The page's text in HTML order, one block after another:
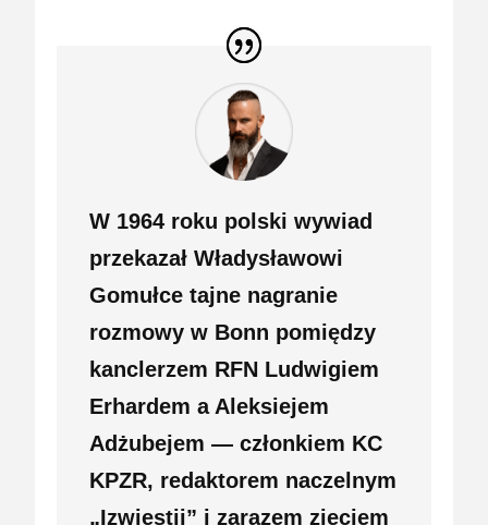
W 1964 roku polski wywiad
przekazał Władysławowi
Gomułce tajne nagranie
rozmowy w Bonn pomiędzy
kanclerzem RFN Ludwigiem
Erhardem a Aleksiejem
Adżubejem — członkiem KC
KPZR, redaktorem naczelnym
„Izwiestii” i zarazem zięciem